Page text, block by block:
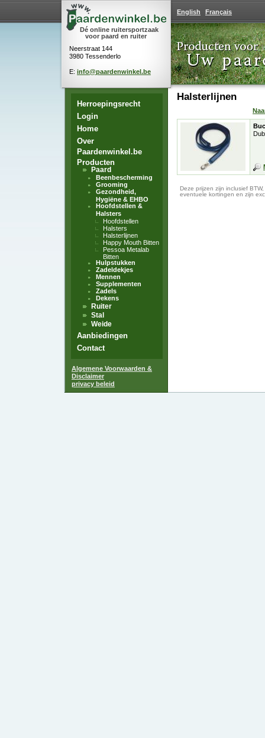
Dé online ruitersportzaak
voor paard en ruiter
Neerstraat 144
3980 Tessenderlo
E: info@paardenwinkel.be
Herroepingsrecht
Login
Home
Over
Paardenwinkel.be
Producten
Paard
Beenbescherming
Grooming
Gezondheid,
Hygiëne & EHBO
Hoofdstellen &
Halsters
Hoofdstellen
Halsters
Halsterlijnen
Happy Mouth Bitten
Pessoa Metalab
Bitten
Hulpstukken
Zadeldekjes
Mennen
Supplementen
Zadels
Dekens
Ruiter
Stal
Weide
Aanbiedingen
Contact
English Français
Halsterlijnen
Deze prijzen zijn inclusief
eventuele kortingen en zijn
Algemene Voorwaarden &
Disclaimer
privacy beleid